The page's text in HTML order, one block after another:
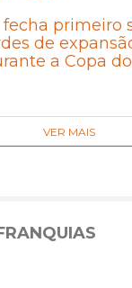
primeiro
de
a Copa
VER MAIS